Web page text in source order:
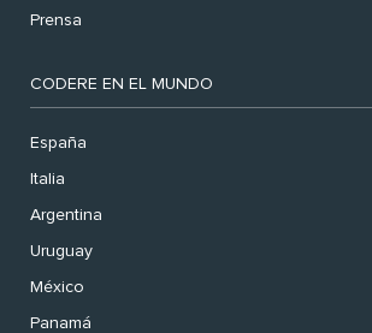
Prensa
CODERE EN EL MUNDO
España
Italia
Argentina
Uruguay
México
Panamá